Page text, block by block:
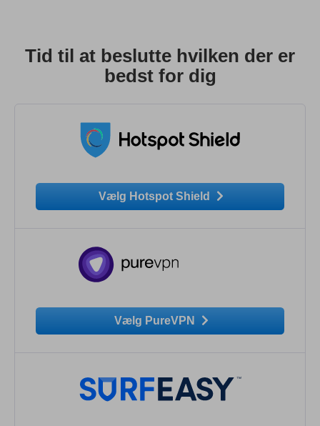
Tid til at beslutte hvilken der er
bedst for dig
Vælg Hotspot Shield
Vælg PureVPN